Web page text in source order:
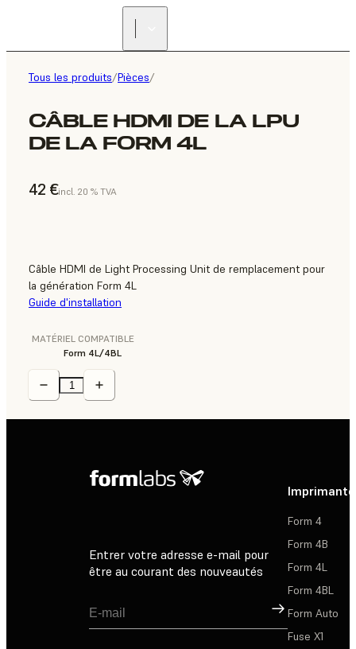
Tous les produits/Pièces/
CÂBLE HDMI DE LA LPU
DE LA FORM 4L
42 €incl. 20 % TVA
Câble HDMI de Light Processing Unit de remplacement pour
la génération Form 4L
Guide d'installation
MATÉRIEL COMPATIBLE
Form 4L/4BL
Entrer votre adresse e-mail pour
être au courant des nouveautés
Inscription
Form 4
Form 4B
Form 4L
Form 4BL
Form Auto
Fuse X1